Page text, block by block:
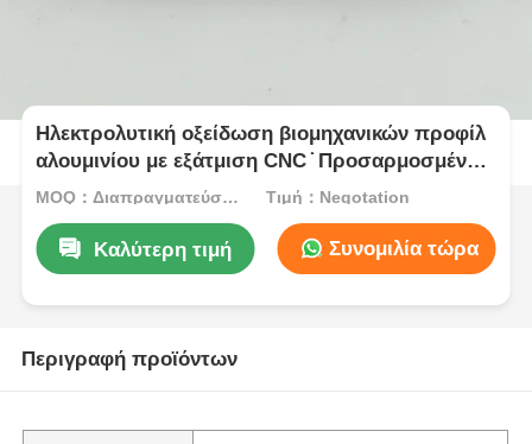
Ηλεκτρολυτική οξείδωση βιομηχανικών προφίλ
αλουμινίου με εξάτμιση CNC ̇ Προσαρμοσμένες
πόρτες και παράθυρα σειράς 6000, που
MOQ：Διαπραγματεύσιμο Τιμή：Negotation
Καλύτερη τιμή Συνομιλία τώρα
Περιγραφή προϊόντων